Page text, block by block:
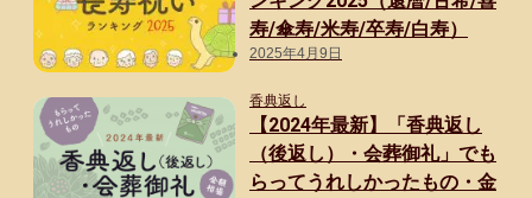
寿/傘寿/米寿/卒寿/白寿）
2025年4月9日
香典返し
【2024年最新】「香典返し
（後返し）・会葬御礼」でも
らってうれしかったもの・金